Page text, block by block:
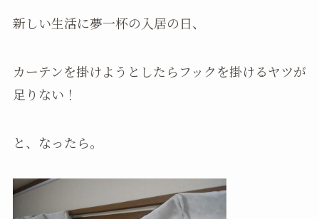
新しい生活に夢一杯の入居の日、
カーテンを掛けようとしたらフックを掛けるヤツが
足りない！
と、なったら。